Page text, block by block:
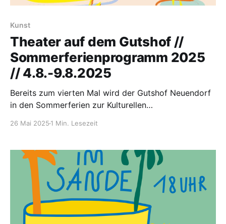
Kunst
Theater auf dem Gutshof //
Sommerferienprogramm 2025
// 4.8.-9.8.2025
Bereits zum vierten Mal wird der Gutshof Neuendorf
in den Sommerferien zur Kulturellen
gemeinsam mit einer erfahrenen Theaterpädagogin
eigene Szenen, Geschichten und Performances zu
entwickeln – auf, hinter und neben der Bühne.
26 Mai 2025 1 Min. Lesezeit